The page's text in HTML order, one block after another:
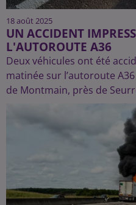
18 août 2025
UN ACCIDENT
L'AUTOROUTE A36
Deux véhicules ont été
matinée sur l’autoroute
de Montmain, près de